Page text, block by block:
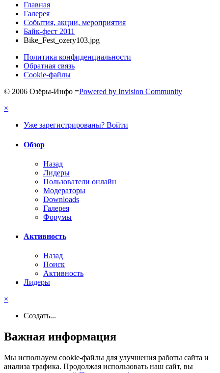
Главная
Галерея
События, акции, мероприятия
Байк-фест 2011
Bike_Fest_ozery103.jpg
Политика конфиденциальности
Обратная связь
Cookie-файлы
© 2006 Озёры-Инфо =Powered by Invision Community
×
Уже зарегистрированы? Войти
Обзор
Назад
Лидеры
Пользователи онлайн
Модераторы
Downloads
Галерея
Форумы
Активность
Назад
Поиск
Активность
Лидеры
×
Создать...
Важная информация
Мы используем cookie-файлы для улучшения работы сайта и
анализа трафика. Продолжая использовать наш сайт, вы